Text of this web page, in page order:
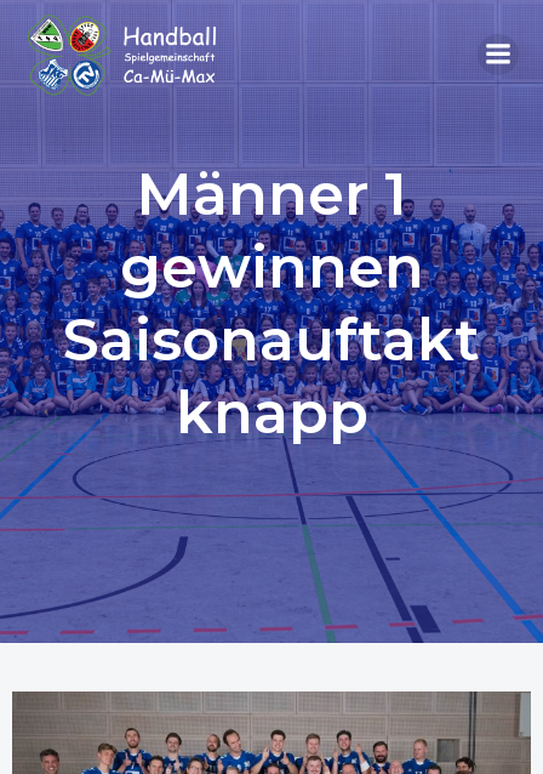
Männer 1
gewinnen
Saisonauftakt
knapp